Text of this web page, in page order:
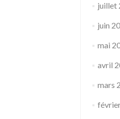
juillet
juin
mai
avril
mars